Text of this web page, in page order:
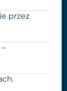
przez